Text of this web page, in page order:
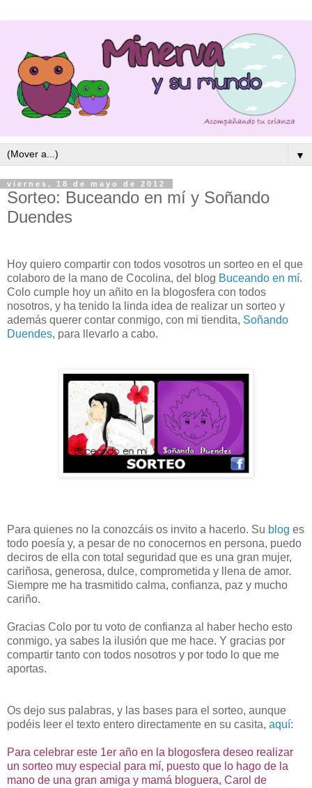
▼
viernes, 18 de mayo de 2012
Sorteo: Buceando en mí y Soñando
Duendes
Hoy quiero compartir con todos vosotros un sorteo en el que
colaboro de la mano de Cocolina, del blog Buceando en mí.
Colo cumple hoy un añito en la blogosfera con todos
nosotros, y ha tenido la linda idea de realizar un sorteo y
además querer contar conmigo, con mi tiendita, Soñando
Duendes, para llevarlo a cabo.
Para quienes no la conozcáis os invito a hacerlo. Su blog es
todo poesía y, a pesar de no conocernos en persona, puedo
deciros de ella con total seguridad que es una gran mujer,
cariñosa, generosa, dulce, comprometida y llena de amor.
Siempre me ha trasmitido calma, confianza, paz y mucho
cariño.
Gracias Colo por tu voto de confianza al haber hecho esto
conmigo, ya sabes la ilusión que me hace. Y gracias por
compartir tanto con todos nosotros y por todo lo que me
aportas.
Os dejo sus palabras, y las bases para el sorteo, aunque
podéis leer el texto entero directamente en su casita, aquí:
Para celebrar este 1er año en la blogosfera deseo realizar
un sorteo muy especial para mí, puesto que lo hago de la
mano de una gran amiga y mamá bloguera, Carol de